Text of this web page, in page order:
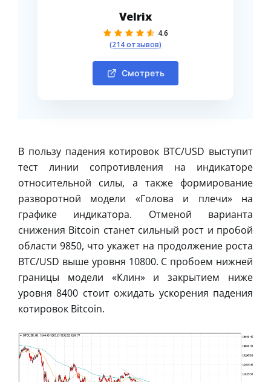
Velrix
4.6
(214 отзывов)
Смотреть
В пользу падения котировок BTC/USD выступит
тест линии сопротивления на индикаторе
относительной силы, а также формирование
разворотной модели «Голова и плечи» на
графике индикатора. Отменой варианта
снижения Bitcoin станет сильный рост и пробой
области 9850, что укажет на продолжение роста
BTC/USD выше уровня 10800. С пробоем нижней
границы модели «Клин» и закрытием ниже
уровня 8400 стоит ожидать ускорения падения
котировок Bitcoin.